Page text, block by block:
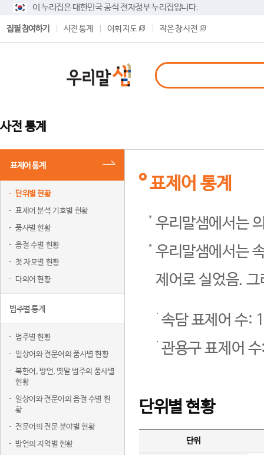
이 누리집은 대한민국 공식 전자정부 누리집입니다.
집필 참여하기 사전 통계 어휘 지도 작은 창 사전
사전 통계
표제어 통계
단위별 현황
표제어 분석 기호별 현황
품사별 현황
음절 수별 현황
첫 자모별 현황
다의어 현황
범주별 통계
범주별 현황
일상어와 전문어의 품사별 현황
북한어, 방언, 옛말 범주의 품사별
현황
일상어와 전문어의 음절 수별 현
황
전문어의 전문 분야별 현황
방언의 지역별 현황
표제어 통계
우리말샘에서는
우리말샘에서는
제어로 실었음.
속담 표제어 수:
관용구 표제어
단위별 현황
단위